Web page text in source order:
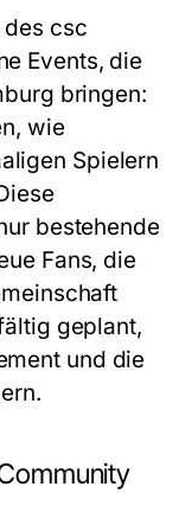
des csc
Events, die
bringen:
wie
Spielern
bestehende
Fans, die
geplant,
und die